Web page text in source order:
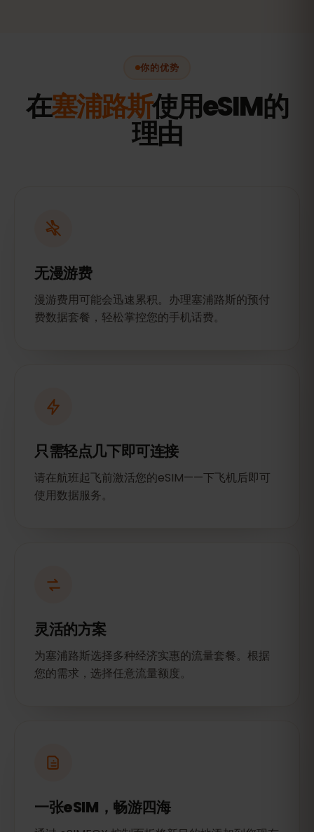
你的优势
在塞浦路斯使用eSIM的
理由
无漫游费
漫游费用可能会迅速累积。办理塞浦路斯的预付
费数据套餐，轻松掌控您的手机话费。
只需轻点几下即可连接
请在航班起飞前激活您的eSIM——下飞机后即可
使用数据服务。
灵活的方案
为塞浦路斯选择多种经济实惠的流量套餐。根据
您的需求，选择任意流量额度。
一张eSIM，畅游四海